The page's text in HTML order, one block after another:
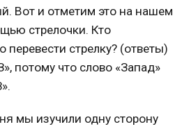
Вот и отметим это на нашем
стрелочки. Кто
перевести стрелку? (ответы)
потому что слово «Запад»
мы изучили одну сторону